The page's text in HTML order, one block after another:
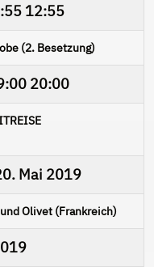
12:55
(2. Besetzung)
20:00
Mai 2019
Olivet (Frankreich)